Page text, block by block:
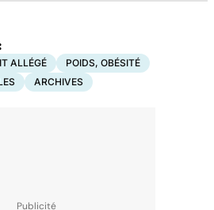
ALLÉGÉ
POIDS, OBÉSITÉ
ARCHIVES